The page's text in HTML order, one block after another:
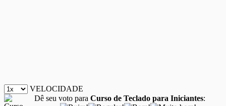
VELOCIDADE
Dê seu voto para Curso de Teclado para Iniciantes: